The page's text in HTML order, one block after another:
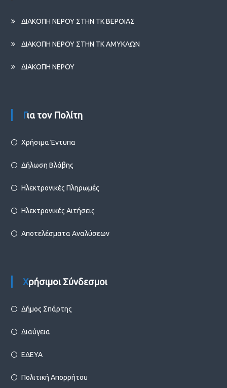
ΔΙΑΚΟΠΗ ΝΕΡΟΥ ΣΤΗΝ ΤΚ ΒΕΡΟΙΑΣ
ΔΙΑΚΟΠΗ ΝΕΡΟΥ ΣΤΗΝ ΤΚ ΑΜΥΚΛΩΝ
ΔΙΑΚΟΠΗ ΝΕΡΟΥ
Για τον Πολίτη
Χρήσιμα Έντυπα
Δήλωση Βλάβης
Ηλεκτρονικές Πληρωμές
Ηλεκτρονικές Αιτήσεις
Αποτελέσματα Αναλύσεων
Χρήσιμοι Σύνδεσμοι
Δήμος Σπάρτης
Διαύγεια
ΕΔΕΥΑ
Πολιτική Απορρήτου